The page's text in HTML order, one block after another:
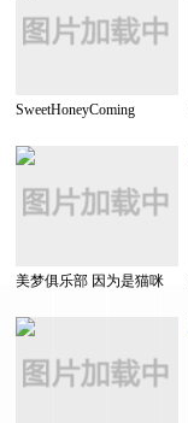
SweetHoneyComing
美梦俱乐部 因为是猫咪